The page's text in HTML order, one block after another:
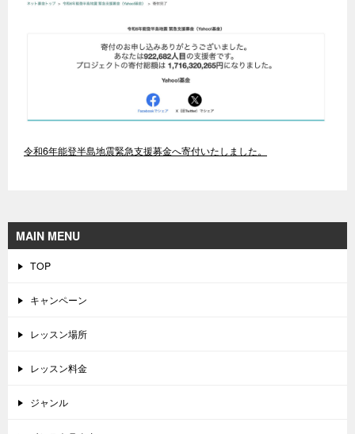
令和6年能登半島地震緊急支援募金へ寄付いたしました。
MAIN MENU
TOP
キャンペーン
レッスン場所
レッスン料金
ジャンル